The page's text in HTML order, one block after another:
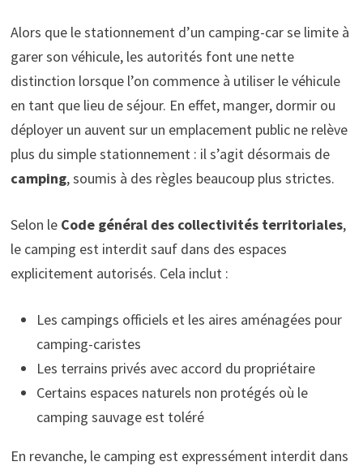
Alors que le stationnement d’un camping-car se limite à
garer son véhicule, les autorités font une nette
distinction lorsque l’on commence à utiliser le véhicule
en tant que lieu de séjour. En effet, manger, dormir ou
déployer un auvent sur un emplacement public ne relève
plus du simple stationnement : il s’agit désormais de
camping, soumis à des règles beaucoup plus strictes.
Selon le Code général des collectivités territoriales,
le camping est interdit sauf dans des espaces
explicitement autorisés. Cela inclut :
Les campings officiels et les aires aménagées pour
camping-caristes
Les terrains privés avec accord du propriétaire
Certains espaces naturels non protégés où le
camping sauvage est toléré
En revanche, le camping est expressément interdit dans